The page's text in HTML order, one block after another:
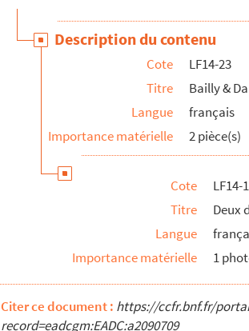
LF14-134. Aquamaline, statuette et
LF15. Lille Ancienne et moderne - gravures,
LF18. Brochures sur la musique à Lille
LF20. Articles extraits de journaux, histoire
LF25. Photographies Beaux-Arts
LF26. Portefeuille non numéroté 4
Description du contenu
Cote
LF14-23
Titre
Bailly &
Langue
français
Importance matérielle
2 pièce(s)
Cote
LF14-
Titre
Deux
Langue
Importance matérielle
1
Citer ce document : https://ccfr.bnf.fr/
record=eadcgm:EADC:a2090709